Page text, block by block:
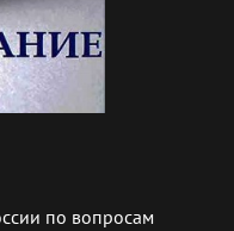
по вопросам